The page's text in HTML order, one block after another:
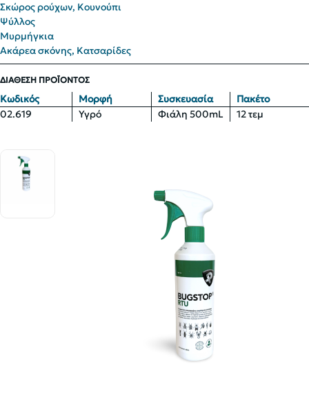
Σκώρος ρούχων, Κουνούπι
Ψύλλος
Μυρμήγκια
Ακάρεα σκόνης, Κατσαρίδες
ΔΙΑΘΕΣΗ ΠΡΟΪΟΝΤΟΣ
Κωδικός Μορφή Συσκευασία
Πακέτο
02.619
Υγρό Φιάλη 500mL 12 τεμ